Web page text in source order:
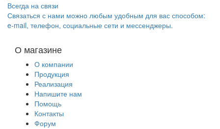
Всегда на связи
Связаться с нами можно любым удобным для вас способом:
e-mail, телефон, социальные сети и мессенджеры.
О магазине
О компании
Продукция
Реализация
Напишите нам
Помощь
Контакты
Форум